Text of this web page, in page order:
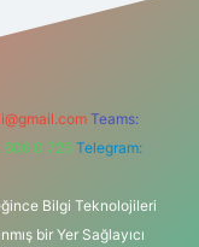
Teams:
606 0 726 Telegram:
Bilgi Teknolojileri
bir Yer Sağlayıcı